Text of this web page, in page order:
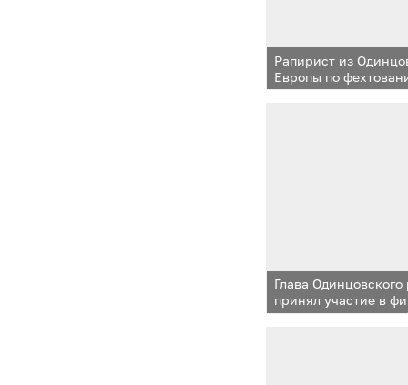
Рапирист из
Европы по
Глава
принял участие в
в составе команды